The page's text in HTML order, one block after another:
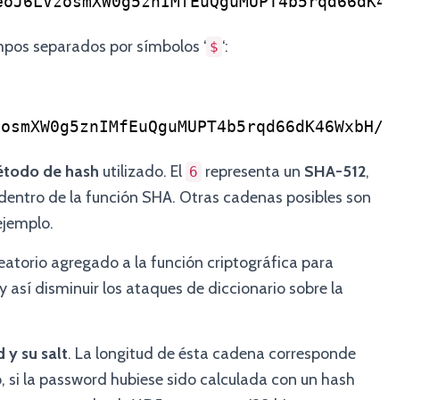
separados por símbolos ‘ $ ‘:
de hash utilizado. El 6 representa un SHA-512,
de la función SHA. Otras cadenas posibles son
agregado a la función criptográfica para
así disminuir los ataques de diccionario sobre la
y su salt. La longitud de ésta cadena corresponde
la password hubiese sido calculada con un hash